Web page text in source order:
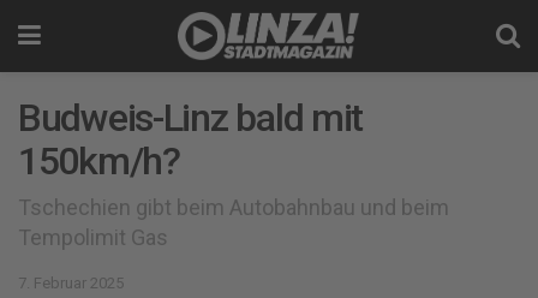
Budweis-Linz bald mit
150km/h?
Tschechien gibt beim Autobahnbau und beim
Tempolimit Gas
7. Februar 2025